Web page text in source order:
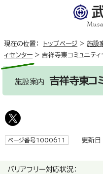
現在の位置： トップページ > 施設
ィセンター > 吉祥寺東コミュニティ
施設案内 吉祥寺東コ
ページ番号1000611 更新日
バリアフリー対応状況：